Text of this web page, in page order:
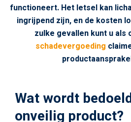
functioneert. Het letsel kan
ingrijpend zijn, en de kosten
zulke gevallen kunt u als
schadevergoeding
Wat wordt
onveilig product?